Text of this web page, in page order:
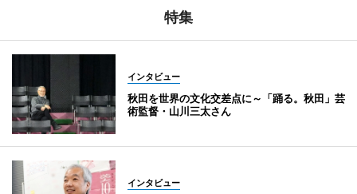
特集
インタビュー
秋田を世界の文化交差点に～「踊る。秋田」芸
術監督・山川三太さん
インタビュー